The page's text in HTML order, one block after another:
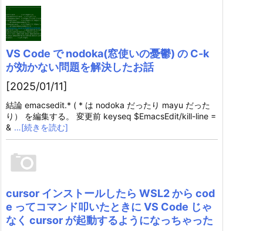
VS Code で nodoka(窓使いの憂鬱) の C-k
が効かない問題を解決したお話
[2025/01/11]
結論 emacsedit.* ( * は nodoka だったり mayu だった
り） を編集する。 変更前 keyseq $EmacsEdit/kill-line =
& …[続きを読む]
cursor インストールしたら WSL2 から cod
e ってコマンド叩いたときに VS Code じゃ
なく cursor が起動するようになっちゃった